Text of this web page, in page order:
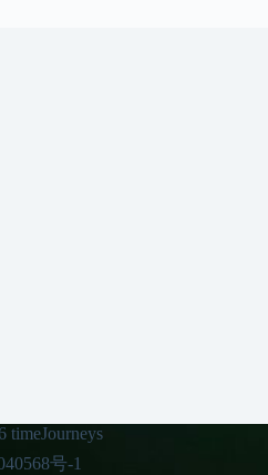
timeJourneys
号-1